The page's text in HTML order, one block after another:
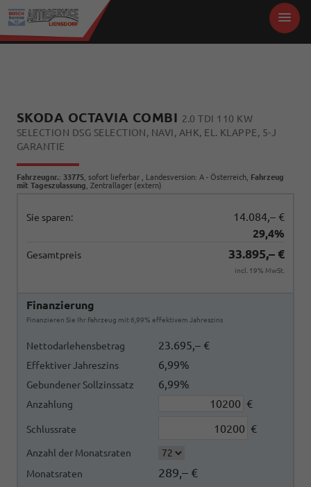
SKODA OCTAVIA COMBI 2.0 TDI 110 KW
SELECTION DSG SELECTION, NAVI, AHK, EL. KLAPPE, 5-J
GARANTIE
Fahrzeugnr.: 33775 sofort lieferbar , Landesversion: A - Österreich, Fahrzeug
mit Tageszulassung , Zentrallager (extern)
Sie sparen:
14.084,– €
29,4%
Gesamtpreis 33.895,– €
incl. 19% MwSt.
Finanzierung
Finanzieren Sie Ihr Fahrzeug mit 6,99% effektivem Jahreszins
Nettodarlehensbetrag 23.695,– €
Effektiver Jahreszins 6,99%
Gebundener Sollzinssatz 6,99%
Anzahlung €
Schlussrate €
Anzahl der Monatsraten
Monatsraten
289,– €